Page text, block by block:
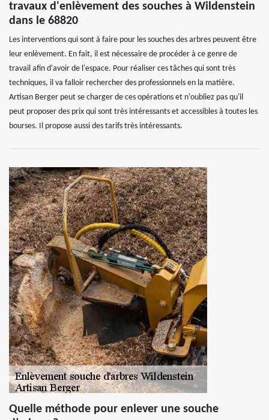
travaux d'enlèvement des souches à Wildenstein
dans le 68820
Les interventions qui sont à faire pour les souches des arbres peuvent être
leur enlèvement. En fait, il est nécessaire de procéder à ce genre de
travail afin d'avoir de l'espace. Pour réaliser ces tâches qui sont très
techniques, il va falloir rechercher des professionnels en la matière.
Artisan Berger peut se charger de ces opérations et n'oubliez pas qu'il
peut proposer des prix qui sont très intéressants et accessibles à toutes les
bourses. Il propose aussi des tarifs très intéressants.
Quelle méthode pour enlever une souche